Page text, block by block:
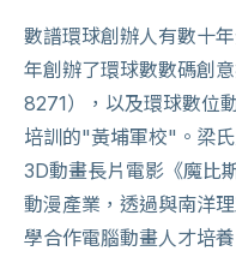
數譜環球創辦人有數十
年創辦了環球數數碼創
8271），以及環球數位
培訓的"黃埔軍校"。梁
3D動畫長片電影《魔比
動漫產業，透過與南洋
學合作電腦動畫人才培